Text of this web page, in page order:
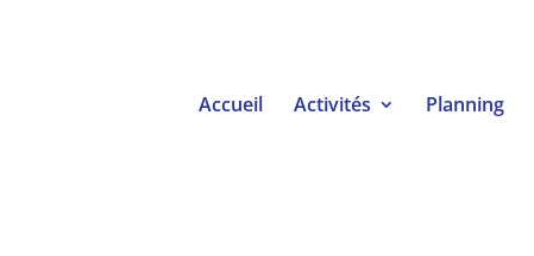
Accueil Activités Planning